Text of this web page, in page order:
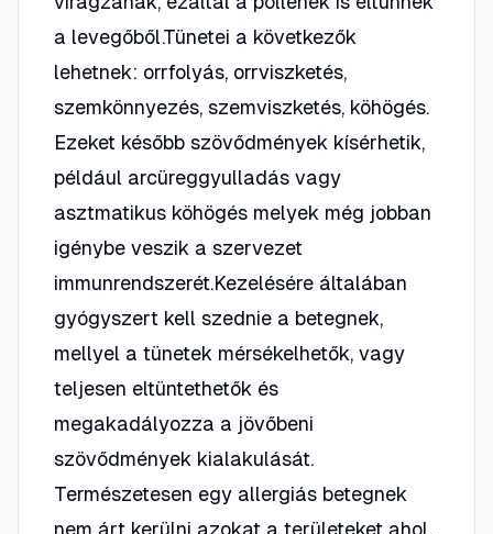
a levegőből.Tünetei a következők
lehetnek: orrfolyás, orrviszketés,
szemkönnyezés, szemviszketés, köhögés.
Ezeket később szövődmények kísérhetik,
például arcüreggyulladás vagy
asztmatikus köhögés melyek még jobban
igénybe veszik a szervezet
immunrendszerét.Kezelésére általában
gyógyszert kell szednie a betegnek,
mellyel a tünetek mérsékelhetők, vagy
teljesen eltüntethetők és
megakadályozza a jövőbeni
szövődmények kialakulását.
Természetesen egy allergiás betegnek
nem árt kerülni azokat a területeket ahol,